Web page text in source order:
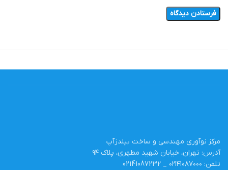
مرکز نوآوری مهندسی و ساخت بیلدزآپ
آدرس: تهران، خیابان شهید مطهری، پلاک ۹۴
تلفن: ۰۲۱۴۱۰۸۷۰۰۰ _ 02141087232